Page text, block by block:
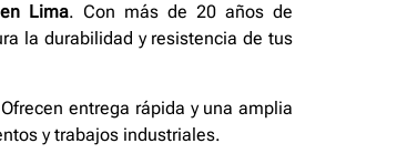
Lima. Con más de 20 años de
la durabilidad y resistencia de tus
entrega rápida y una amplia
y trabajos industriales.